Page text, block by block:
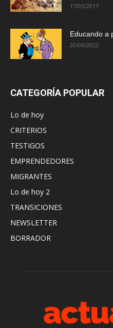
17/03/2017
Educando a
20/06/2022
CATEGORÍA POPULAR
Lo de hoy
CRITERIOS
TESTIGOS
EMPRENDEDORES
MIGRANTES
Lo de hoy 2
TRANSICIONES
NEWSLETTER
BORRADOR